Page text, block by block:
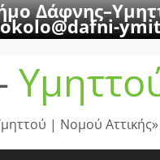
| Νομού Αττικής»